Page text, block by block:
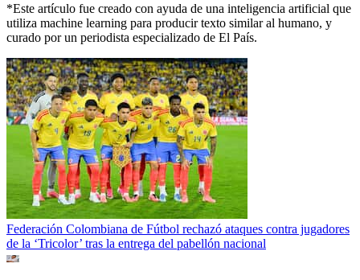
*Este artículo fue creado con ayuda de una inteligencia artificial que
utiliza machine learning para producir texto similar al humano, y
curado por un periodista especializado de El País.
Federación Colombiana de Fútbol rechazó ataques contra jugadores
de la ‘Tricolor’ tras la entrega del pabellón nacional